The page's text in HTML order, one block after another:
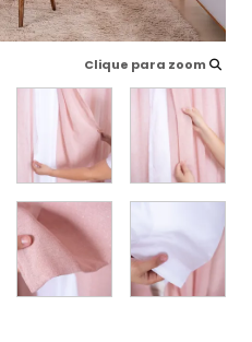
Clique para zoom